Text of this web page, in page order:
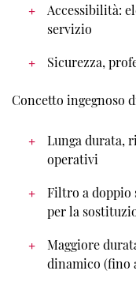
Accessibilità:
servizio
Sicurezza,
Concetto ingegnoso
Lunga durata,
operativi
Filtro a doppio
per la
Maggiore
dinamico (fino